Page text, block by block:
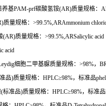
养基PAM-prf碳酸氢铵(AR)质量规格：
质量规格： >99.5%,ARAmmonium
(AR)质量规格： >99.5%,ARSalicylic acid
acid
细胞二甲基脲质量规格： >98%，
品)质量规格： HPLC≥98%，标准品
(标准品)质量规格： HPLC≥98%，标准品